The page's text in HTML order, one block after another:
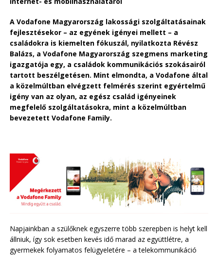
A Vodafone Magyarország lakossági szolgáltatásainak
fejlesztésekor – az egyének igényei mellett – a
családokra is kiemelten fókuszál, nyilatkozta Révész
Balázs, a Vodafone Magyarország szegmens marketing
igazgatója egy, a családok kommunikációs szokásairól
tartott beszélgetésen. Mint elmondta, a Vodafone által
a közelmúltban elvégzett felmérés szerint egyértelmű
igény van az olyan, az egész család igényeinek
megfelelő szolgáltatásokra, mint a közelmúltban
bevezetett Vodafone Family.
Napjainkban a szülőknek egyszerre több szerepben is helyt kell
állniuk, így sok esetben kevés idő marad az együttlétre, a
gyermekek folyamatos felügyeletére – a telekommunikáció